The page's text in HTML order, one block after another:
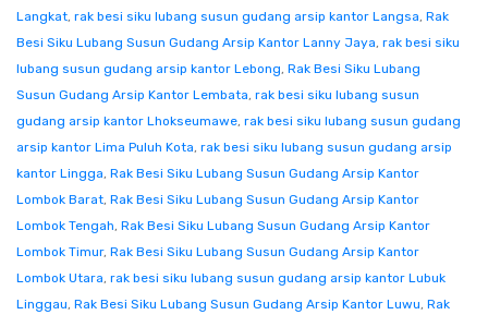
Langkat, rak besi siku lubang susun gudang arsip kantor Langsa, Rak
Besi Siku Lubang Susun Gudang Arsip Kantor Lanny Jaya, rak besi siku
lubang susun gudang arsip kantor Lebong, Rak Besi Siku Lubang
Susun Gudang Arsip Kantor Lembata, rak besi siku lubang susun
gudang arsip kantor Lhokseumawe, rak besi siku lubang susun gudang
arsip kantor Lima Puluh Kota, rak besi siku lubang susun gudang arsip
kantor Lingga, Rak Besi Siku Lubang Susun Gudang Arsip Kantor
Lombok Barat, Rak Besi Siku Lubang Susun Gudang Arsip Kantor
Lombok Tengah, Rak Besi Siku Lubang Susun Gudang Arsip Kantor
Lombok Timur, Rak Besi Siku Lubang Susun Gudang Arsip Kantor
Lombok Utara, rak besi siku lubang susun gudang arsip kantor Lubuk
Linggau, Rak Besi Siku Lubang Susun Gudang Arsip Kantor Luwu, Rak